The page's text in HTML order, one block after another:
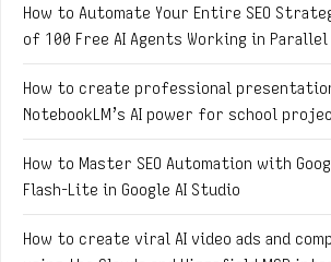
How to Automate Your Entire SEO
of 100 Free AI Agents Working in Parallel
How to create professional
NotebookLM’s AI power for school
How to Master SEO Automation with
Flash-Lite in Google AI Studio
How to create viral AI video ads and